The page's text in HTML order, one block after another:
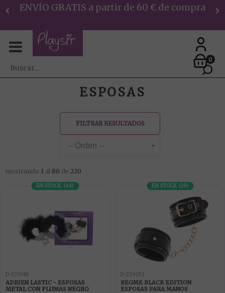
Encargos por Whatsapp, RECOGE Y PAGA
0
ESPOSAS
FILTRAR RESULTADOS
mostrando 1 al 80 de 220
EN STOCK (46)
D-237081
ADRIEN LASTIC - ESPOSAS
METAL CON PLUMAS NEGRO
EN STOCK (19)
D-229252
BEGME BLACK EDITION
ESPOSAS PARA MANOS